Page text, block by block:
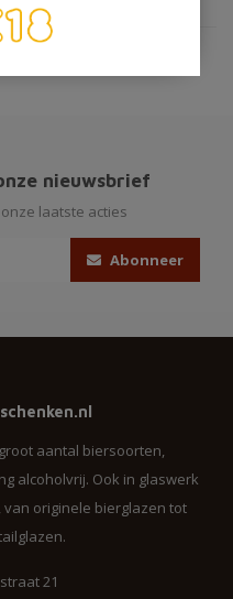
nieuwsbrief
laatste acties
Abonneer
aantal biersoorten,
alcoholvrij. Ook in glaswerk
originele bierglazen tot
21